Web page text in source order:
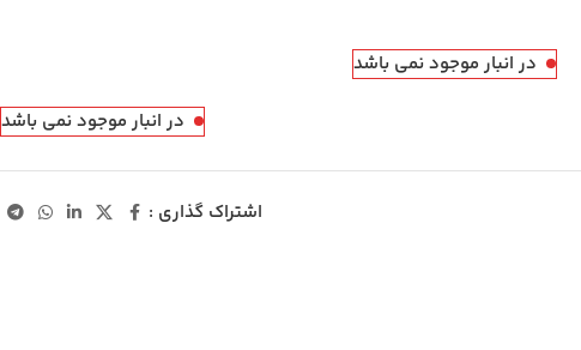
در انبار موجود نمی باشد
در انبار موجود نمی باشد
اشتراک گذاری :